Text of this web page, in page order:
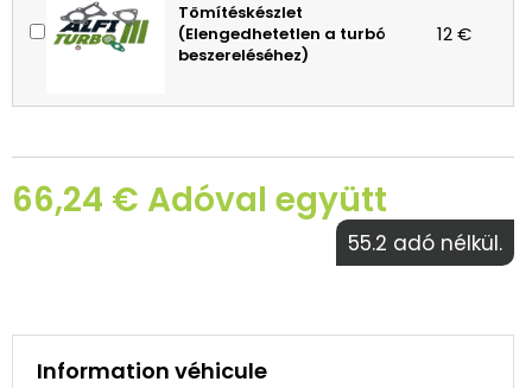
Tömítéskészlet
(Elengedhetetlen a turbó
beszereléséhez)
12 €
66,24 € Adóval együtt
55.2 adó nélkül.
Information véhicule